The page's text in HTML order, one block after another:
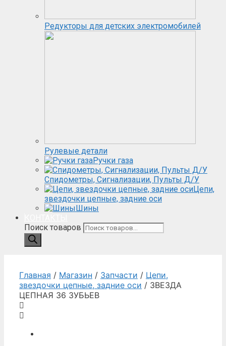
Редукторы для детских электромобилей
Рулевые детали
Ручки газа
Спидометры, Сигнализации, Пульты Д/У
Цепи,
звездочки цепные, задние оси
Шины
Поиск товаров
Главная / Магазин / Запчасти / Цепи,
звездочки цепные, задние оси / ЗВЕЗДА
ЦЕПНАЯ 36 ЗУБЬЕВ